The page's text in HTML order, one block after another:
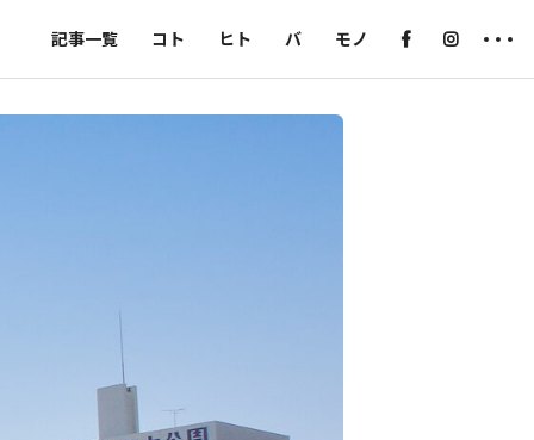
記事一覧 コト ヒト バ モノ